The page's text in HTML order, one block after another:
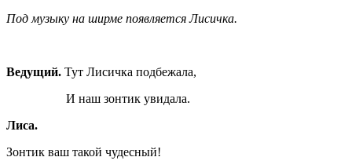
Под музыку на ширме появляется Лисичка.
Ведущий. Тут Лисичка подбежала,
И наш зонтик увидала.
Лиса.
Зонтик ваш такой чудесный!